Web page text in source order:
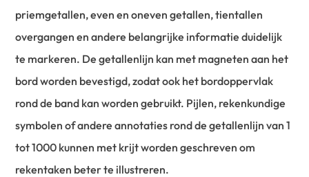
priemgetallen, even en oneven getallen, tientallen
overgangen en andere belangrijke informatie duidelijk
te markeren. De getallenlijn kan met magneten aan het
bord worden bevestigd, zodat ook het bordoppervlak
rond de band kan worden gebruikt. Pijlen, rekenkundige
symbolen of andere annotaties rond de getallenlijn van 1
tot 1000 kunnen met krijt worden geschreven om
rekentaken beter te illustreren.